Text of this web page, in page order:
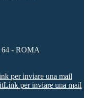
64 - ROMA
per inviare una mail
Link per inviare una mail